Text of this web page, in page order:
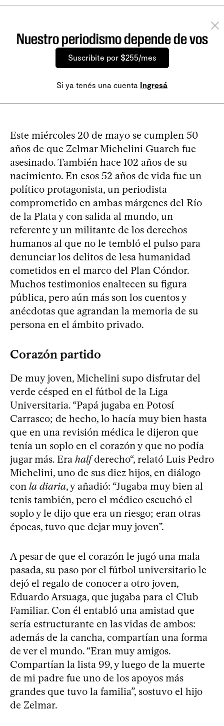
Nuestro periodismo depende de vos
Suscribite por $255/mes
Si ya tenés una cuenta Ingresá
Este miércoles 20 de mayo se cumplen 50
años de que Zelmar Michelini Guarch fue
asesinado. También hace 102 años de su
nacimiento. En esos 52 años de vida fue un
político protagonista, un periodista
comprometido en ambas márgenes del Río
de la Plata y con salida al mundo, un
referente y un militante de los derechos
humanos al que no le tembló el pulso para
denunciar los delitos de lesa humanidad
cometidos en el marco del Plan Cóndor.
Muchos testimonios enaltecen su figura
pública, pero aún más son los cuentos y
anécdotas que agrandan la memoria de su
persona en el ámbito privado.
Corazón partido
De muy joven, Michelini supo disfrutar del
verde césped en el fútbol de la Liga
Universitaria. “Papá jugaba en Potosí
Carrasco; de hecho, lo hacía muy bien hasta
que en una revisión médica le dijeron que
tenía un soplo en el corazón y que no podía
jugar más. Era halfderecho“, relató Luis Pedro
Michelini, uno de sus diez hijos, en diálogo
con la diaria, y añadió: “Jugaba muy bien al
tenis también, pero el médico escuchó el
soplo y le dijo que era un riesgo; eran otras
épocas, tuvo que dejar muy joven”.
A pesar de que el corazón le jugó una mala
pasada, su paso por el fútbol universitario le
dejó el regalo de conocer a otro joven,
Eduardo Arsuaga, que jugaba para el Club
Familiar. Con él entabló una amistad que
sería estructurante en las vidas de ambos:
además de la cancha, compartían una forma
de ver el mundo. “Eran muy amigos.
Compartían la lista 99, y luego de la muerte
de mi padre fue uno de los apoyos más
grandes que tuvo la familia”, sostuvo el hijo
de Zelmar.